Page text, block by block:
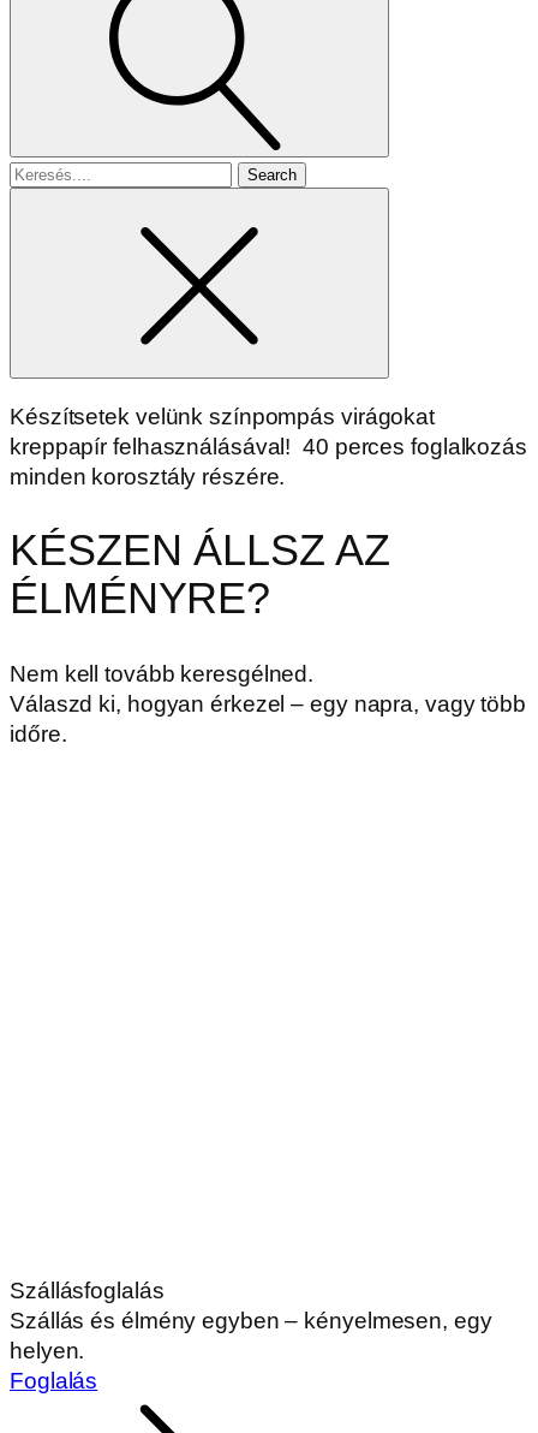
Search
Készítsetek velünk színpompás virágokat
kreppapír felhasználásával! 40 perces foglalkozás
minden korosztály részére.
KÉSZEN ÁLLSZ AZ
ÉLMÉNYRE?
Nem kell tovább keresgélned.
Válaszd ki, hogyan érkezel – egy napra, vagy több
időre.
Szállásfoglalás
Szállás és élmény egyben – kényelmesen, egy
helyen.
Foglalás